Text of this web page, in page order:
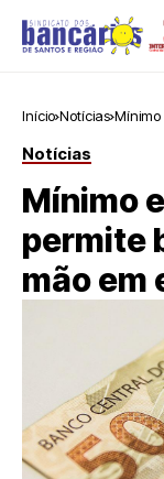
Início Notícias Mínimo
Notícias
Mínimo
permite
mão em